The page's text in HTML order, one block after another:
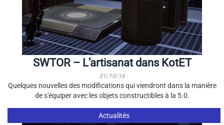
SWTOR – L’artisanat dans KotET
31/10/16
Quelques nouvelles des modifications qui viendront dans la manière
de s'équiper avec les objets constructibles à la 5.0.
Actualités